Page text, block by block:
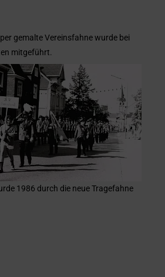
gemalte Vereinsfahne wurde bei
mitgeführt.
1986 durch die neue Tragefahne